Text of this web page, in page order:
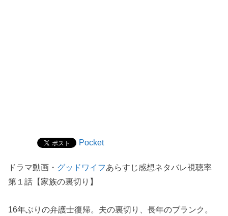
Pocket
ドラマ動画・ グッドワイフあらすじ感想ネタバレ視聴率
第１話【家族の裏切り】
16年ぶりの弁護士復帰。夫の裏切り、長年のブランク。